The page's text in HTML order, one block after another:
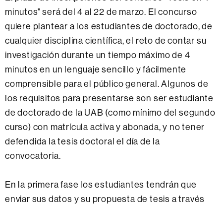
minutos" será del 4 al 22 de marzo. El concurso
quiere plantear a los estudiantes de doctorado, de
cualquier disciplina científica, el reto de contar su
investigación durante un tiempo máximo de 4
minutos en un lenguaje sencillo y fácilmente
comprensible para el público general. Algunos de
los requisitos para presentarse son ser estudiante
de doctorado de la UAB (como mínimo del segundo
curso) con matrícula activa y abonada, y no tener
defendida la tesis doctoral el día de la
convocatoria.
En la primera fase los estudiantes tendrán que
enviar sus datos y su propuesta de tesis a través